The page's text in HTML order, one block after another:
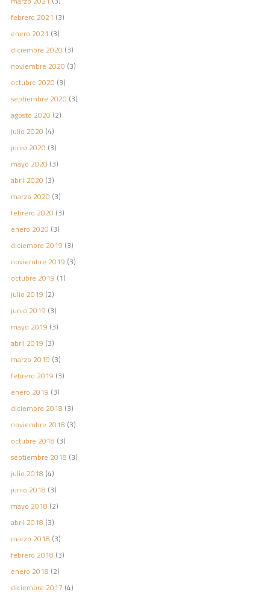
febrero 2021 (3)
enero 2021 (3)
diciembre 2020 (3)
noviembre 2020 (3)
octubre 2020 (3)
septiembre 2020 (3)
agosto 2020 (2)
julio 2020 (4)
junio 2020 (3)
mayo 2020 (3)
abril 2020 (3)
marzo 2020 (3)
febrero 2020 (3)
enero 2020 (3)
diciembre 2019 (3)
noviembre 2019 (3)
octubre 2019 (1)
julio 2019 (2)
junio 2019 (3)
mayo 2019 (3)
abril 2019 (3)
marzo 2019 (3)
febrero 2019 (3)
enero 2019 (3)
diciembre 2018 (3)
noviembre 2018 (3)
octubre 2018 (3)
septiembre 2018 (3)
julio 2018 (4)
junio 2018 (3)
mayo 2018 (2)
abril 2018 (3)
marzo 2018 (3)
febrero 2018 (3)
enero 2018 (2)
diciembre 2017 (4)